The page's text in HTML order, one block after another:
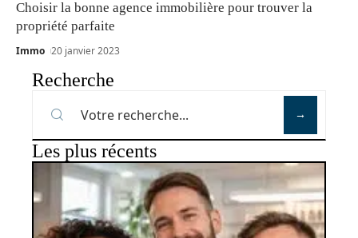
Choisir la bonne agence immobilière pour trouver la
propriété parfaite
Immo 20 janvier 2023
Recherche
Les plus récents